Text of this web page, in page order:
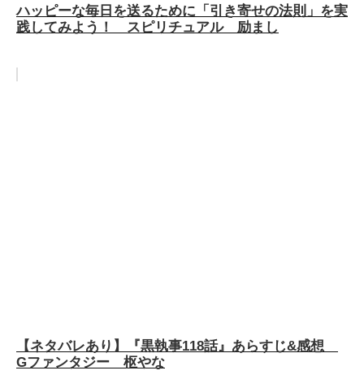
ハッピーな毎日を送るために「引き寄せの法則」を実
践してみよう！ スピリチュアル 励まし
【ネタバレあり】『黒執事118話』あらすじ&感想
Gファンタジー 枢やな